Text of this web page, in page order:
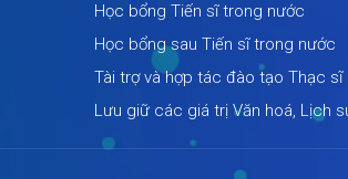
Học bổng Tiến sĩ trong nước
Học bổng sau Tiến sĩ trong nước
Tài trợ và hợp tác đào tạo Thạc sĩ
Lưu giữ các giá trị Văn hoá, Lịch